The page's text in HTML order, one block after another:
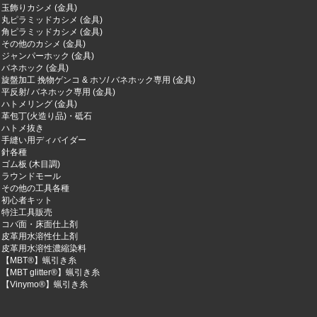
玉飾りカシメ (金具)
丸ピラミッドカシメ (金具)
角ピラミッドカシメ (金具)
その他のカシメ (金具)
ジャンパーホック (金具)
バネホック (金具)
旋盤加工 挽物ゲンコ & ホソ/ バネホック専用 (金具)
平反射/ バネホック専用 (金具)
ハトメリング (金具)
革包丁(火造り品)・砥石
ハトメ抜き
手縫い用ディバイダー
針各種
ゴム板 (木目調)
ラウンドモール
その他の工具各種
初心者キット
特注工具販売
コバ面・床面仕上剤
皮革用水溶性仕上剤
皮革用水溶性濃縮染料
【MBT®︎】蝋引き糸
【MBT glitter®︎】蝋引き糸
【Vinymo®︎】蝋引き糸